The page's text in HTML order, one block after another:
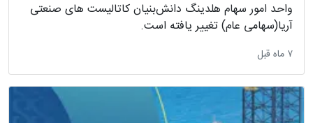
واحد امور سهام هلدینگ دانش‌بنیان کاتالیست های صنعتی
آریا(سهامی عام) تغییر یافته است.
‫۷ ماه قبل